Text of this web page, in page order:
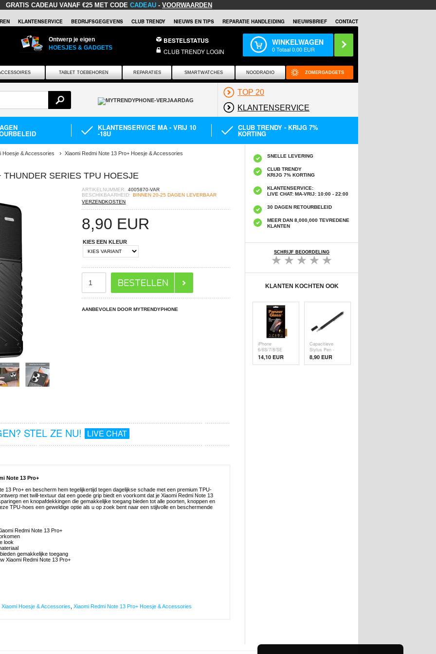
GRATIS CADEAU VANAF €25 MET CODE CADEAU - VOORWAARDEN
KLANTENSERVICE BEDRIJFSGEGEVENS CLUB TRENDY NIEUWS EN TIPS REPARATIE HANDLEIDING NIEUWSBRIEF CONTACT
Ontwerp je eigen
HOESJES & GADGETS
BESTELSTATUS
CLUB TRENDY LOGIN
WINKELWAGEN
0Totaal0,00 EUR
TABLET TOEBEHOREN REPARATIES SMARTWATCHES NOODRADIO ZOMERGADGETS
TOP 20
KLANTENSERVICE
KLANTENSERVICE MA - VRIJ 10
-18U
CLUB TRENDY - KRIJG 7%
KORTING
Hoesje & Accessories Xiaomi Redmi Note 13 Pro+ Hoesje & Accessories
SERIES TPU HOESJE
ARTIKELNUMMER: 4005870-VAR
BESCHIKBAARHEID: BINNEN 20-25 DAGEN LEVERBAAR
VERZENDKOSTEN
8,90 EUR
KIES EEN KLEUR
AANBEVOLEN DOOR MYTRENDYPHONE
STEL ZE NU! LIVE CHAT
Note 13 Pro+
13 Pro+ en bescherm hem tegelijkertijd tegen dagelijkse schade met een premium TPU-
met twill-textuur dat een goede grip biedt en voorkomt dat je Xiaomi Redmi Note 13
en knopafdekkingen die gemakkelijke toegang bieden tot alle poorten, knoppen en
TPU-hoes een geweldige optie als u op zoek bent naar een stijlvolle en beschermende
Redmi Note 13 Pro+
look
gemakkelijke toegang
Xiaomi Redmi Note 13 Pro+
Xiaomi Hoesje & Accessories Xiaomi Redmi Note 13 Pro+ Hoesje & Accessories
SNELLE LEVERING
CLUB TRENDY
KRIJG 7% KORTING
KLANTENSERVICE:
LIVE CHAT: MA-VRIJ: 10:00 - 22:00
30 DAGEN RETOURBELEID
MEER DAN 8,000,000 TEVREDENE
KLANTEN
SCHRIJF BEOORDELING
KLANTEN KOCHTEN OOK
iPhone
6/6S/7/8/SE
(2020)/SE (
14,10 EUR
Capacitieve
Stylus Pen -
Zwart
8,90 EUR